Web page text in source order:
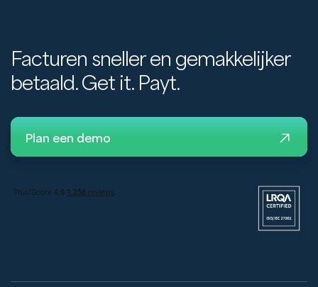
Facturen sneller en gemakkelijker
betaald. Get it. Payt.
Plan een demo